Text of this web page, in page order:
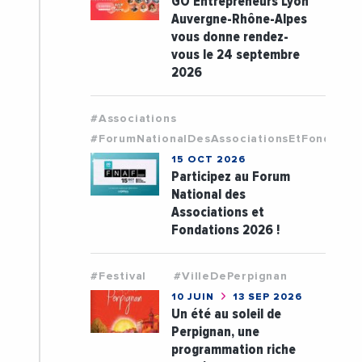
Auvergne-Rhône-Alpes
vous donne rendez-
vous le 24 septembre
2026
#Associations
15 OCT 2026
Participez au Forum
National des
Associations et
Fondations 2026 !
#Festival #VilleDePerpignan
10 JUIN 13 SEP 2026
Un été au soleil de
Perpignan, une
programmation riche